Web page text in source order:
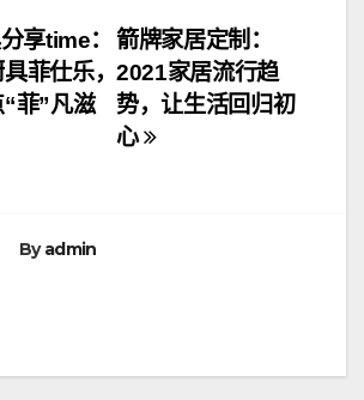
箭牌家居定制：
2021家居流行趋
势，让生活回归初
心
享time：
菲仕乐，
菲”凡滋
Byadmin